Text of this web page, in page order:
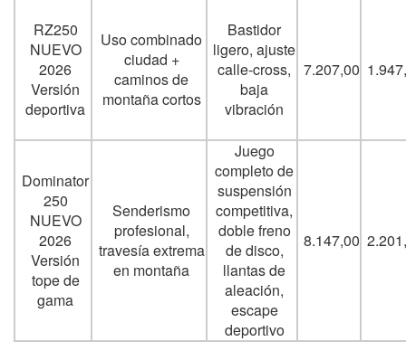
RZ250
NUEVO
2026
Versión
deportiva
Uso combinado
ciudad +
caminos de
montaña cortos
Bastidor
ligero, ajuste
calle-cross,
baja
vibración
7.207,00
Dominator
250
NUEVO
2026
Versión
tope de
gama
Senderismo
profesional,
travesía extrema
en montaña
Juego
completo de
suspensión
competitiva,
doble freno
de disco,
llantas de
aleación,
escape
deportivo
8.147,00